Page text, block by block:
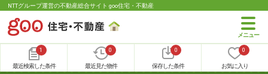
NTTグループ運営の不動産総合サイト goo住宅・不動産
1
最近検索した条件
0
最近見た物件
0
保存した条件
0
お気に入り